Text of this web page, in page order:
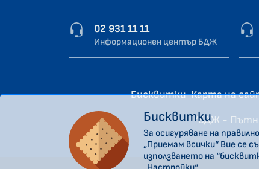
02 931 11 11
Информационен център БДЖ
Бисквитки Карта на
“БДЖ -
Бисквитки
За осигуряване на
„Приемам всички“ Вие се
използването на